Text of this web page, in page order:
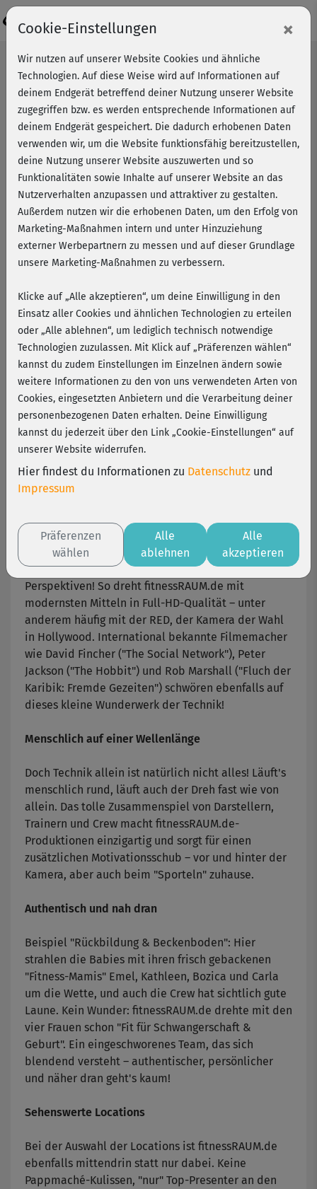
Setbesuch beim Dreh für
fitnessRAUM.de
Viele hundert Meter verlegte Kabel. Mehr als ein
Dutzend Crewmitglieder. EtlicheTrainer und
Darsteller ... rund um die Uhr im Dauereinsatz.
Keine Frage: Wenn fitnessRAUM.de dreht, drehen
alle Beteiligten voll auf!
Die neuen "Making-of"-Videos geben einen nie
dagewesenen Einblick in diese spannende Phase:
Gedreht mit modernster Technik
Jede Menge Hintergrundinfos eröffnen neue
Perspektiven! So dreht fitnessRAUM.de mit
modernsten Mitteln in Full-HD-Qualität – unter
anderem häufig mit der RED, der Kamera der Wahl
in Hollywood. International bekannte Filmemacher
wie David Fincher ("The Social Network"), Peter
Jackson ("The Hobbit") und Rob Marshall ("Fluch der
Karibik: Fremde Gezeiten") schwören ebenfalls auf
dieses kleine Wunderwerk der Technik!
Menschlich auf einer Wellenlänge
Doch Technik allein ist natürlich nicht alles! Läuft's
menschlich rund, läuft auch der Dreh fast wie von
allein. Das tolle Zusammenspiel von Darstellern,
Trainern und Crew macht fitnessRAUM.de-
Produktionen einzigartig und sorgt für einen
zusätzlichen Motivationsschub – vor und hinter der
Kamera, aber auch beim "Sporteln" zuhause.
Authentisch und nah dran
Beispiel "Rückbildung & Beckenboden": Hier
strahlen die Babies mit ihren frisch gebackenen
"Fitness-Mamis" Emel, Kathleen, Bozica und Carla
um die Wette, und auch die Crew hat sichtlich gute
Laune. Kein Wunder: fitnessRAUM.de drehte mit den
vier Frauen schon "Fit für Schwangerschaft &
Geburt". Ein eingeschworenes Team, das sich
blendend versteht – authentischer, persönlicher
und näher dran geht's kaum!
Sehenswerte Locations
Bei der Auswahl der Locations ist fitnessRAUM.de
ebenfalls mittendrin statt nur dabei. Keine
Pappmaché-Kulissen, "nur" Top-Presenter an den
Cookie-Einstellungen ×
Wir nutzen auf unserer Website Cookies und ähnliche
Technologien. Auf diese Weise wird auf Informationen auf
deinem Endgerät betreffend deiner Nutzung unserer Website
zugegriffen bzw. es werden entsprechende Informationen auf
deinem Endgerät gespeichert. Die dadurch erhobenen Daten
verwenden wir, um die Website funktionsfähig bereitzustellen,
deine Nutzung unserer Website auszuwerten und so
Funktionalitäten sowie Inhalte auf unserer Website an das
Nutzerverhalten anzupassen und attraktiver zu gestalten.
Außerdem nutzen wir die erhobenen Daten, um den Erfolg von
Marketing-Maßnahmen intern und unter Hinzuziehung
externer Werbepartnern zu messen und auf dieser Grundlage
unsere Marketing-Maßnahmen zu verbessern.
Klicke auf „Alle akzeptieren“, um deine Einwilligung in den
Einsatz aller Cookies und ähnlichen Technologien zu erteilen
oder „Alle ablehnen“, um lediglich technisch notwendige
Technologien zuzulassen. Mit Klick auf „Präferenzen wählen“
kannst du zudem Einstellungen im Einzelnen ändern sowie
weitere Informationen zu den von uns verwendeten Arten von
Cookies, eingesetzten Anbietern und die Verarbeitung deiner
personenbezogenen Daten erhalten. Deine Einwilligung
kannst du jederzeit über den Link „Cookie-Einstellungen“ auf
unserer Website widerrufen.
Hier findest du Informationen zu Datenschutz und
Impressum
Präferenzen
wählen
Alle
ablehnen
Alle
akzeptieren